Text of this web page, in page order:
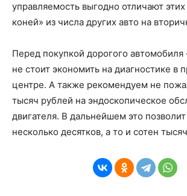
управляемость выгодно отличают
коней» из числа других авто на
Перед покупкой дорогого автомобиля
не стоит экономить на диагностике в
центре. А также рекомендуем не
тысяч рублей на эндоскопическое
двигателя. В дальнейшем это
несколько десятков, а то и сотен